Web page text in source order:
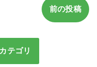
前の投稿
テゴリ